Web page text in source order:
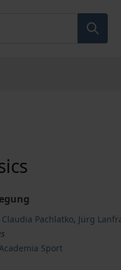
Claudia Pachlatko, Jürg
Sport